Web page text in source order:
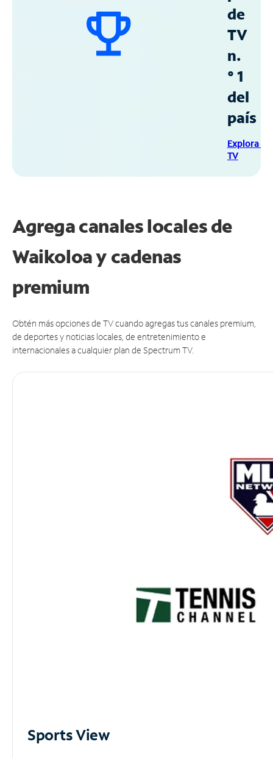
de
TV
n.
° 1
del
país
Explora
TV
Agrega canales locales de
Waikoloa y cadenas
premium
Obtén más opciones de TV cuando agregas tus canales premium,
de deportes y noticias locales, de entretenimiento e
internacionales a cualquier plan de Spectrum TV.
Sports View